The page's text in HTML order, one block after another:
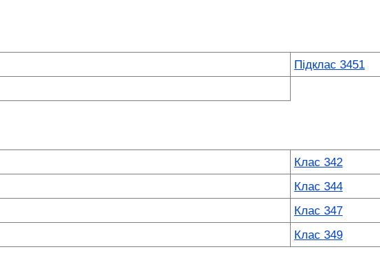
Підклас 3451
Клас 342
Клас 344
Клас 347
Клас 349